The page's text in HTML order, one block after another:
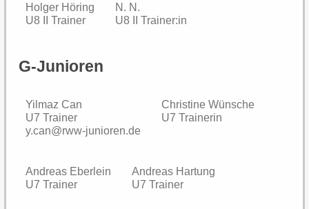
Holger Höring
U8 II Trainer
N. N.
U8 II Trainer:in
G-Junioren
Yilmaz Can
U7 Trainer
y.can@rww-junioren.de
Christine Wünsche
U7 Trainerin
Andreas Eberlein
U7 Trainer
Andreas Hartung
U7 Trainer